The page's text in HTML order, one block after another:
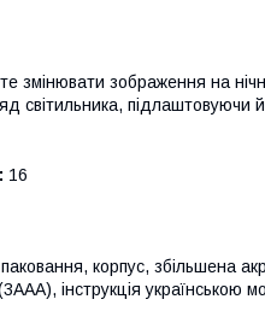
змінювати зображення на
світильника, підлаштовуючи
16
корпус, збільшена
інструкція українською